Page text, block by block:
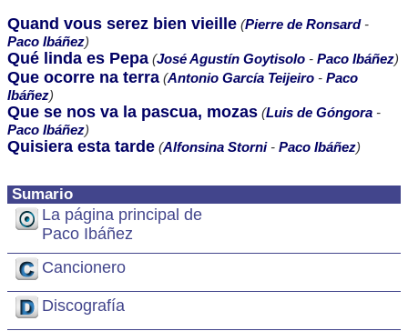
Sumario
La página principal de
Paco Ibáñez
Cancionero
Discografía
Quand vous serez bien vieille (Pierre de Ronsard-
Paco Ibáñez)
Qué linda es Pepa (José Agustín Goytisolo - Paco Ibáñez)
Que ocorre na terra (Antonio García Teijeiro - Paco
Ibáñez)
Que se nos va la pascua, mozas (Luis de Góngora -
Paco Ibáñez)
Quisiera esta tarde (Alfonsina Storni- Paco Ibáñez)